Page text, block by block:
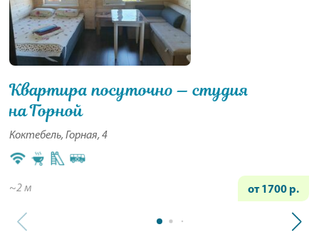
Квартира посуточно — студия
на Горной
Коктебель, Горная, 4
~2 м от 1700 р.